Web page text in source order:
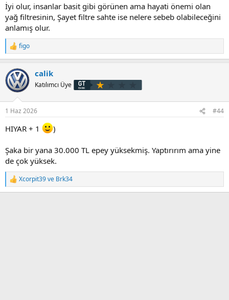
İyi olur, insanlar basit gibi görünen ama hayati önemi olan
yağ filtresinin, Şayet filtre sahte ise nelere sebeb olabileceğini
anlamış olur.
T
e
k
i
l
figo
calik
Katılımcı Üye
1 Haz 2026 #44
HIYAR + 1 )
Şaka bir yana 30.000 TL epey yüksekmiş. Yaptırırım ama yine
de çok yüksek.
T
e
Xcorpit39ve Brk34